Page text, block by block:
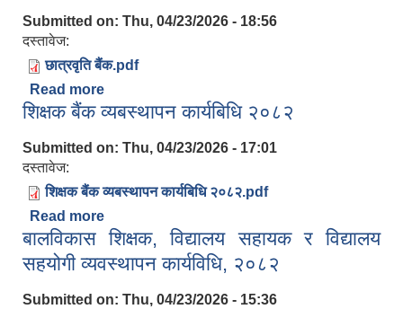
Submitted on: Thu, 04/23/2026 - 18:56
दस्तावेज:
छात्रवृति बैंक.pdf
Read more
कार्यविधि २०८२
शिक्षक बैंक व्यबस्थापन कार्यबिधि २०८२
Submitted on: Thu, 04/23/2026 - 17:01
दस्तावेज:
शिक्षक बैंक व्यबस्थापन कार्यबिधि २०८२.pdf
Read more
बालविकास शिक्षक, विद्यालय सहायक र विद्यालय
सहयोगी व्यवस्थापन कार्यविधि, २०८२
Submitted on: Thu, 04/23/2026 - 15:36